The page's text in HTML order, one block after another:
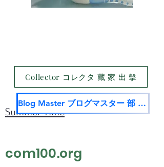
Summer Time
com100.org
Collector コレクタ 藏 家 出 擊
Blog Master ブログマスター 部 落 名 家